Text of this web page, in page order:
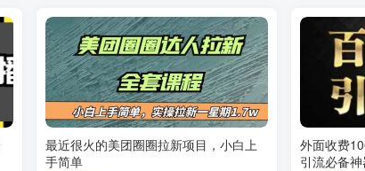
最近很火的美团圈圈拉新项目，小白上
手简单
外面收费
引流必备